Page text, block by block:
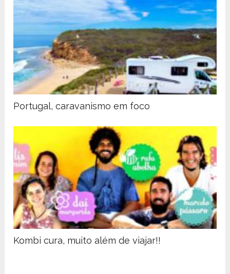
Portugal, caravanismo em foco
Kombi cura, muito além de viajar!!